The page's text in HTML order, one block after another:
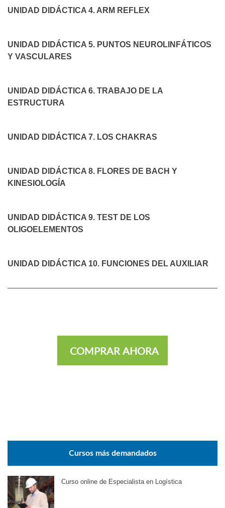
UNIDAD DIDÁCTICA 4. ARM REFLEX
UNIDAD DIDÁCTICA 5. PUNTOS NEUROLINFÁTICOS
Y VASCULARES
UNIDAD DIDÁCTICA 6. TRABAJO DE LA
ESTRUCTURA
UNIDAD DIDÁCTICA 7. LOS CHAKRAS
UNIDAD DIDÁCTICA 8. FLORES DE BACH Y
KINESIOLOGÍA
UNIDAD DIDÁCTICA 9. TEST DE LOS
OLIGOELEMENTOS
UNIDAD DIDÁCTICA 10. FUNCIONES DEL AUXILIAR
COMPRAR AHORA
Cursos más demandados
Curso online de Especialista en Logística